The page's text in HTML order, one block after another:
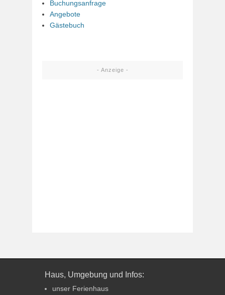
Buchungsanfrage
Angebote
Gästebuch
- Anzeige -
Haus, Umgebung und Infos:
unser Ferienhaus